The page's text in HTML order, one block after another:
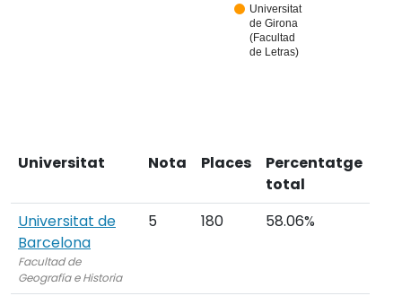
Universitat
de Girona
(Facultad
de Letras)
Universitat Nota Places
Percentatge
total
Universitat de
Barcelona
Facultad de
Geografía e Historia
5 180 58.06%